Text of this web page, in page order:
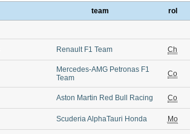
team rol
Renault F1 Team Ch
Mercedes-AMG Petronas F1
Team
Co
Aston Martin Red Bull Racing Co
Scuderia AlphaTauri Honda Mo